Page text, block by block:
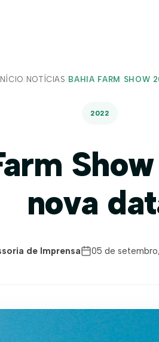
INÍCIO/ NOTÍCIAS / BAHIA FARM SHOW
2022
nova
de Imprensa 05 de